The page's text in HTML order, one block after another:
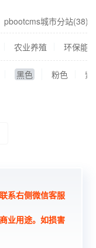
pbootcms城市分站(38)
农业养殖 环保能源
黑色 粉色 紫
系右侧微信客服
业用途。如损害